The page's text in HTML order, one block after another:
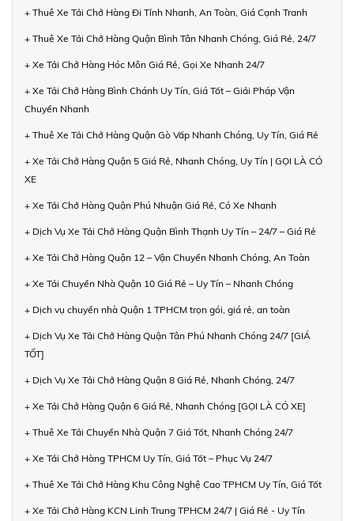
+ Thuê Xe Tải Chở Hàng Đi Tỉnh Nhanh, An Toàn, Giá Cạnh Tranh
+ Thuê Xe Tải Chở Hàng Quận Bình Tân Nhanh Chóng, Giá Rẻ, 24/7
+ Xe Tải Chở Hàng Hóc Môn Giá Rẻ, Gọi Xe Nhanh 24/7
+ Xe Tải Chở Hàng Bình Chánh Uy Tín, Giá Tốt – Giải Pháp Vận
Chuyển Nhanh
+ Thuê Xe Tải Chở Hàng Quận Gò Vấp Nhanh Chóng, Uy Tín, Giá Rẻ
+ Xe Tải Chở Hàng Quận 5 Giá Rẻ, Nhanh Chóng, Uy Tín | GỌI LÀ CÓ
XE
+ Xe Tải Chở Hàng Quận Phú Nhuận Giá Rẻ, Có Xe Nhanh
+ Dịch Vụ Xe Tải Chở Hàng Quận Bình Thạnh Uy Tín – 24/7 – Giá Rẻ
+ Xe Tải Chở Hàng Quận 12 – Vận Chuyển Nhanh Chóng, An Toàn
+ Xe Tải Chuyển Nhà Quận 10 Giá Rẻ – Uy Tín – Nhanh Chóng
+ Dịch vụ chuyển nhà Quận 1 TPHCM trọn gói, giá rẻ, an toàn
+ Dịch Vụ Xe Tải Chở Hàng Quận Tân Phú Nhanh Chóng 24/7 [GIÁ
TỐT]
+ Dịch Vụ Xe Tải Chở Hàng Quận 8 Giá Rẻ, Nhanh Chóng, 24/7
+ Xe Tải Chở Hàng Quận 6 Giá Rẻ, Nhanh Chóng [GỌI LÀ CÓ XE]
+ Thuê Xe Tải Chuyển Nhà Quận 7 Giá Tốt, Nhanh Chóng 24/7
+ Xe Tải Chở Hàng TPHCM Uy Tín, Giá Tốt – Phục Vụ 24/7
+ Thuê Xe Tải Chở Hàng Khu Công Nghệ Cao TPHCM Uy Tín, Giá Tốt
+ Xe Tải Chở Hàng KCN Linh Trung TPHCM 24/7 | Giá Rẻ - Uy Tín